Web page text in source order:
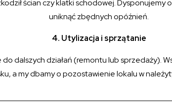
ścian czy klatki schodowej.
uniknąć zbędnych opóźnień.
4. Utylizacja i sprzątanie
dalszych działań (remontu lub sprzedaży).
a my dbamy o pozostawienie lokalu w